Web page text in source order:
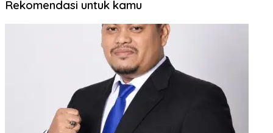
Rekomendasi untuk kamu